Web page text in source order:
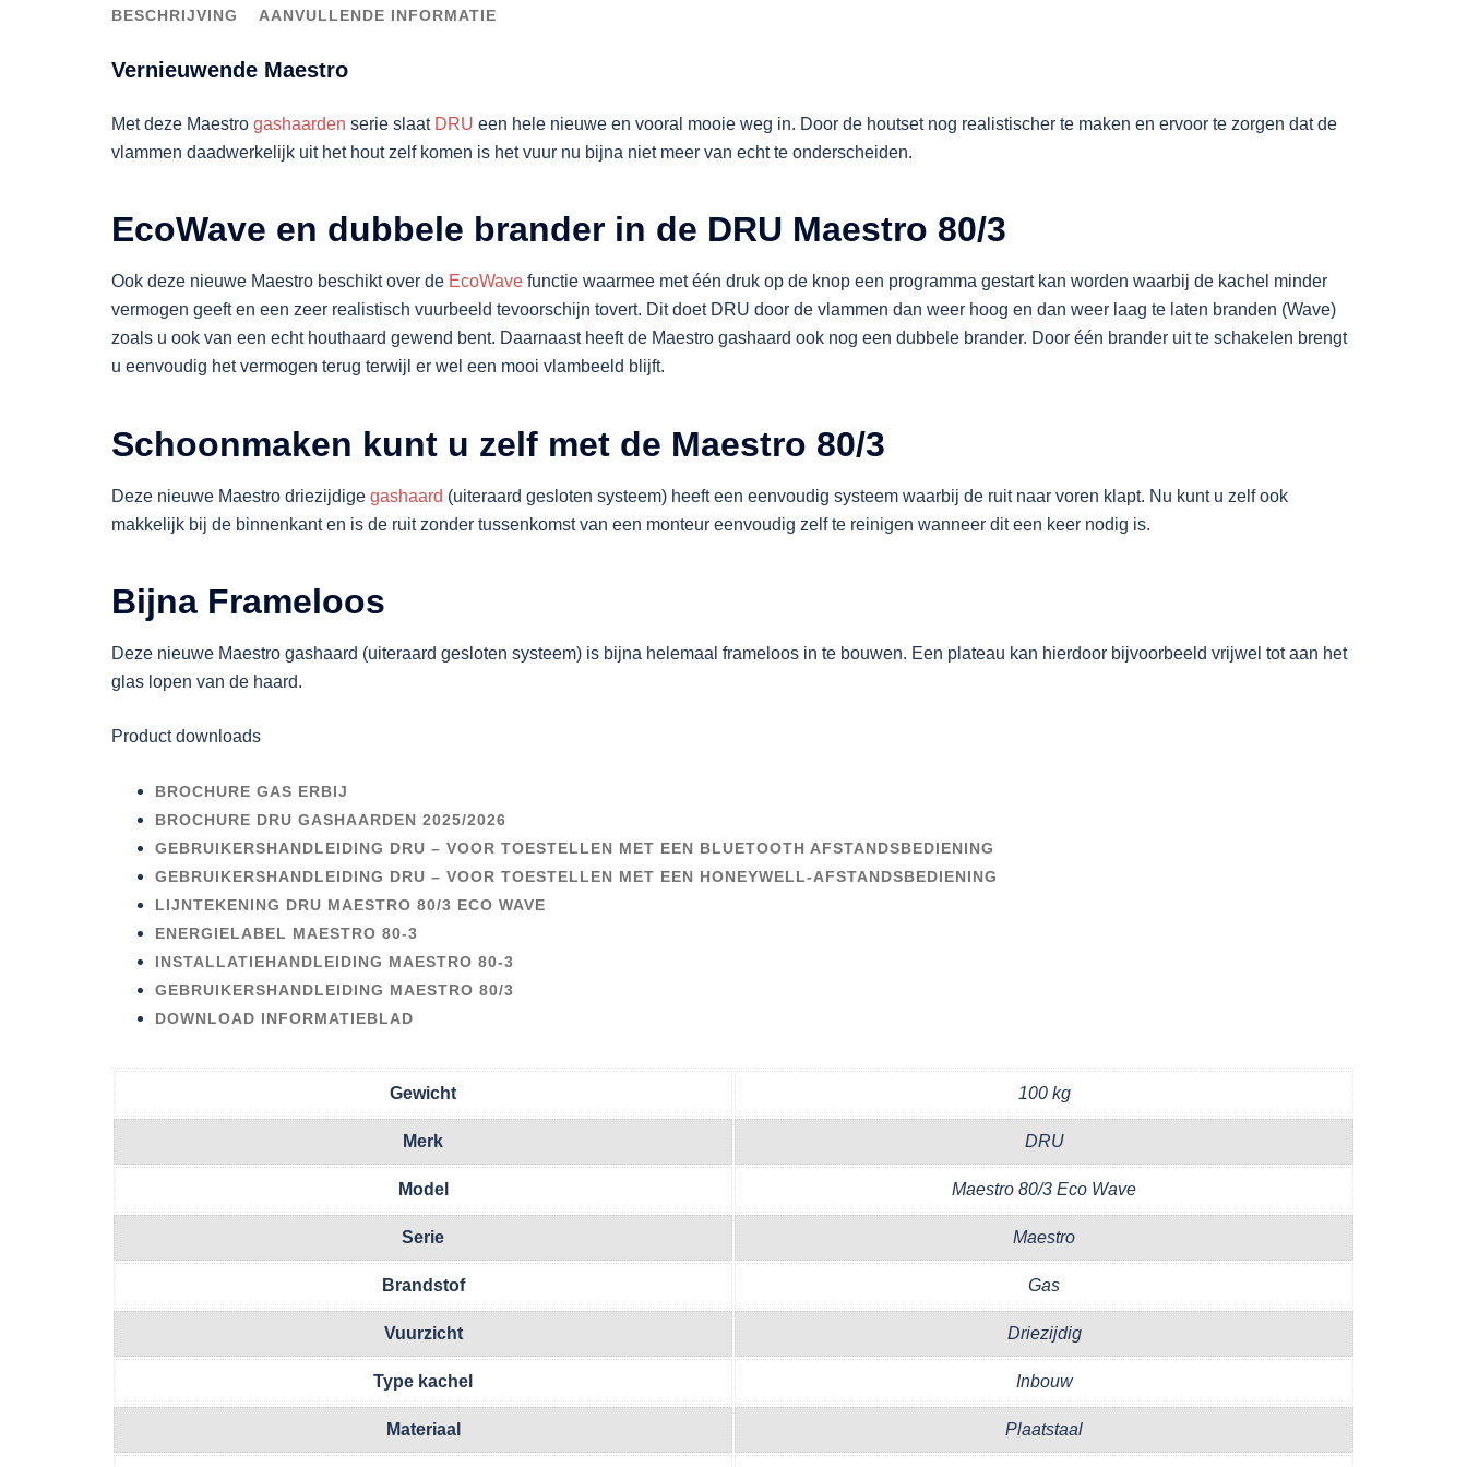
BESCHRIJVING AANVULLENDE INFORMATIE
Vernieuwende Maestro
Met deze Maestro gashaarden serie slaat DRU een hele nieuwe en vooral mooie weg in. Door de houtset nog realistischer te maken en ervoor te zorgen dat de
vlammen daadwerkelijk uit het hout zelf komen is het vuur nu bijna niet meer van echt te onderscheiden.
EcoWave en dubbele brander in de DRU Maestro 80/3
Ook deze nieuwe Maestro beschikt over de EcoWave functie waarmee met één druk op de knop een programma gestart kan worden waarbij de kachel minder
vermogen geeft en een zeer realistisch vuurbeeld tevoorschijn tovert. Dit doet DRU door de vlammen dan weer hoog en dan weer laag te laten branden (Wave)
zoals u ook van een echt houthaard gewend bent. Daarnaast heeft de Maestro gashaard ook nog een dubbele brander. Door één brander uit te schakelen brengt
u eenvoudig het vermogen terug terwijl er wel een mooi vlambeeld blijft.
Schoonmaken kunt u zelf met de Maestro 80/3
Deze nieuwe Maestro driezijdige gashaard (uiteraard gesloten systeem) heeft een eenvoudig systeem waarbij de ruit naar voren klapt. Nu kunt u zelf ook
makkelijk bij de binnenkant en is de ruit zonder tussenkomst van een monteur eenvoudig zelf te reinigen wanneer dit een keer nodig is.
Bijna Frameloos
Deze nieuwe Maestro gashaard (uiteraard gesloten systeem) is bijna helemaal frameloos in te bouwen. Een plateau kan hierdoor bijvoorbeeld vrijwel tot aan het
glas lopen van de haard.
Product downloads
BROCHURE GAS ERBIJ
BROCHURE DRU GASHAARDEN 2025/2026
GEBRUIKERSHANDLEIDING DRU – VOOR TOESTELLEN MET EEN BLUETOOTH AFSTANDSBEDIENING
GEBRUIKERSHANDLEIDING DRU – VOOR TOESTELLEN MET EEN HONEYWELL-AFSTANDSBEDIENING
LIJNTEKENING DRU MAESTRO 80/3 ECO WAVE
ENERGIELABEL MAESTRO 80-3
INSTALLATIEHANDLEIDING MAESTRO 80-3
GEBRUIKERSHANDLEIDING MAESTRO 80/3
DOWNLOAD INFORMATIEBLAD
Gewicht 100 kg
Merk DRU
Model Maestro 80/3 Eco Wave
Serie Maestro
Brandstof Gas
Vuurzicht Driezijdig
Type kachel Inbouw
Materiaal Plaatstaal